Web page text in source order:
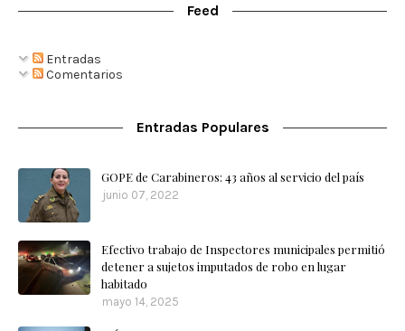
Feed
Entradas
Comentarios
Entradas Populares
GOPE de Carabineros: 43 años al servicio del país
junio 07, 2022
Efectivo trabajo de Inspectores municipales permitió
detener a sujetos imputados de robo en lugar
habitado
mayo 14, 2025